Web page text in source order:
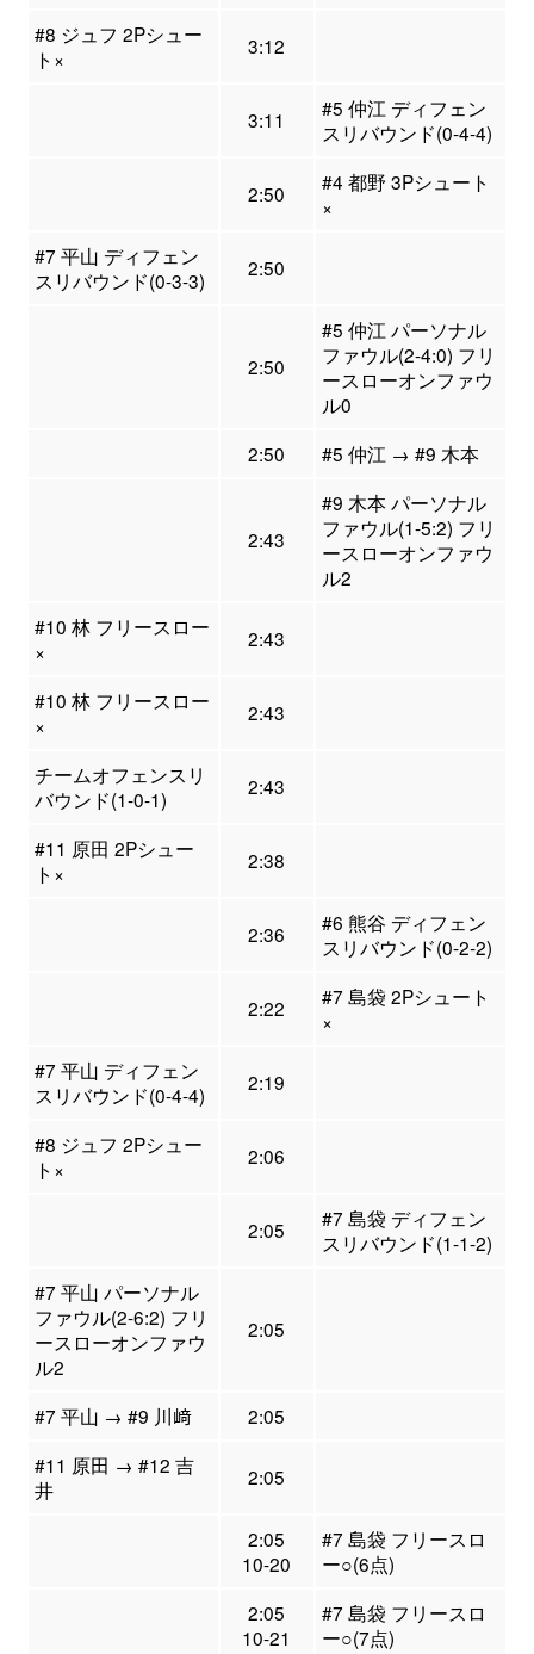
#8 ジュフ 2Pシュー
ト×
3:12
3:11
#5 仲江 ディフェン
スリバウンド(0-4-4)
2:50
#4 都野 3Pシュート
×
#7 平山 ディフェン
スリバウンド(0-3-3)
2:50
2:50
#5 仲江 パーソナル
ファウル(2-4:0) フリ
ースローオンファウ
ル0
2:50
#5 仲江 → #9 木本
2:43
#9 木本 パーソナル
ファウル(1-5:2) フリ
ースローオンファウ
ル2
#10 林 フリースロー
×
2:43
#10 林 フリースロー
×
2:43
チームオフェンスリ
バウンド(1-0-1)
2:43
#11 原田 2Pシュー
ト×
2:38
2:36
#6 熊谷 ディフェン
スリバウンド(0-2-2)
2:22
#7 島袋 2Pシュート
×
#7 平山 ディフェン
スリバウンド(0-4-4)
2:19
#8 ジュフ 2Pシュー
ト×
2:06
2:05
#7 島袋 ディフェン
スリバウンド(1-1-2)
#7 平山 パーソナル
ファウル(2-6:2) フリ
ースローオンファウ
ル2
2:05
#7 平山 → #9 川﨑
2:05
#11 原田 → #12 吉
井
2:05
2:05
10-20
#7 島袋 フリースロ
ー○(6点)
2:05
10-21
#7 島袋 フリースロ
ー○(7点)